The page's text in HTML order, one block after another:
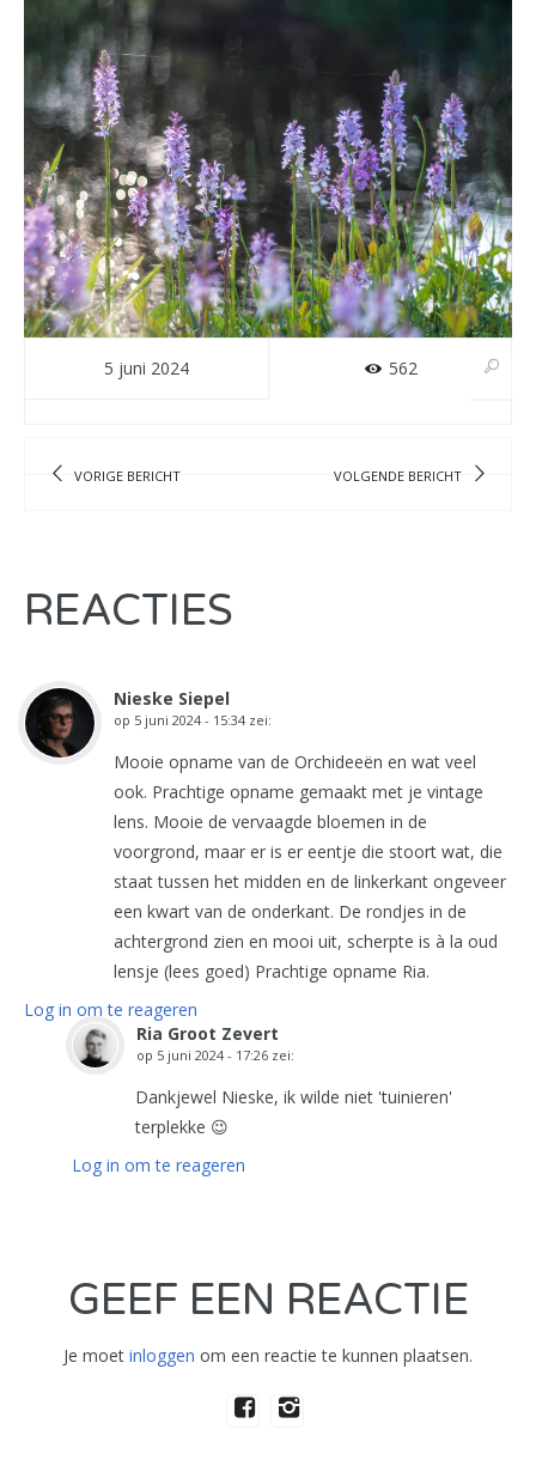
5 juni 2024 562
VORIGE BERICHT VOLGENDE BERICHT
REACTIES
Nieske Siepel
op 5 juni 2024 - 15:34 zei:
Mooie opname van de Orchideeën en wat veel
ook. Prachtige opname gemaakt met je vintage
lens. Mooie de vervaagde bloemen in de
voorgrond, maar er is er eentje die stoort wat, die
staat tussen het midden en de linkerkant ongeveer
een kwart van de onderkant. De rondjes in de
achtergrond zien en mooi uit, scherpte is à la oud
lensje (lees goed) Prachtige opname Ria.
Log in om te reageren
Ria Groot Zevert
op 5 juni 2024 - 17:26 zei:
Dankjewel Nieske, ik wilde niet 'tuinieren'
terplekke 😉
Log in om te reageren
GEEF EEN REACTIE
Je moet inloggen om een reactie te kunnen plaatsen.